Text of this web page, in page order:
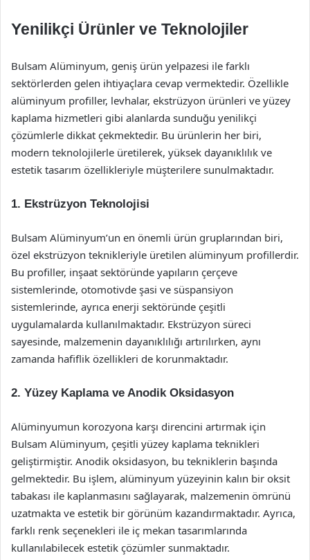
Yenilikçi Ürünler ve Teknolojiler
Bulsam Alüminyum, geniş ürün yelpazesi ile farklı
sektörlerden gelen ihtiyaçlara cevap vermektedir. Özellikle
alüminyum profiller, levhalar, ekstrüzyon ürünleri ve yüzey
kaplama hizmetleri gibi alanlarda sunduğu yenilikçi
çözümlerle dikkat çekmektedir. Bu ürünlerin her biri,
modern teknolojilerle üretilerek, yüksek dayanıklılık ve
estetik tasarım özellikleriyle müşterilere sunulmaktadır.
1. Ekstrüzyon Teknolojisi
Bulsam Alüminyum’un en önemli ürün gruplarından biri,
özel ekstrüzyon teknikleriyle üretilen alüminyum profillerdir.
Bu profiller, inşaat sektöründe yapıların çerçeve
sistemlerinde, otomotivde şasi ve süspansiyon
sistemlerinde, ayrıca enerji sektöründe çeşitli
uygulamalarda kullanılmaktadır. Ekstrüzyon süreci
sayesinde, malzemenin dayanıklılığı artırılırken, aynı
zamanda hafiflik özellikleri de korunmaktadır.
2. Yüzey Kaplama ve Anodik Oksidasyon
Alüminyumun korozyona karşı direncini artırmak için
Bulsam Alüminyum, çeşitli yüzey kaplama teknikleri
geliştirmiştir. Anodik oksidasyon, bu tekniklerin başında
gelmektedir. Bu işlem, alüminyum yüzeyinin kalın bir oksit
tabakası ile kaplanmasını sağlayarak, malzemenin ömrünü
uzatmakta ve estetik bir görünüm kazandırmaktadır. Ayrıca,
farklı renk seçenekleri ile iç mekan tasarımlarında
kullanılabilecek estetik çözümler sunmaktadır.